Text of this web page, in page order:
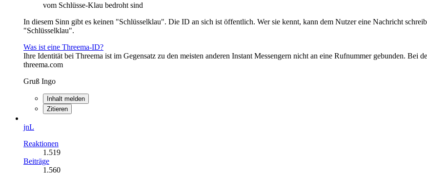
vom Schlüsse-Klau bedroht sind
In diesem Sinn gibt es keinen "Schlüsselklau". Die ID an sich ist öffentlich. Wer sie kennt, kann dem Nutzer eine Nachricht
"Schlüsselklau".
Was ist eine Threema-ID?
Ihre Identität bei Threema ist im Gegensatz zu den meisten anderen Instant Messengern nicht an eine Rufnummer gebunden. Bei
threema.com
Gruß Ingo
Inhalt melden
Zitieren
jnL
Reaktionen
1.519
Beiträge
1.560